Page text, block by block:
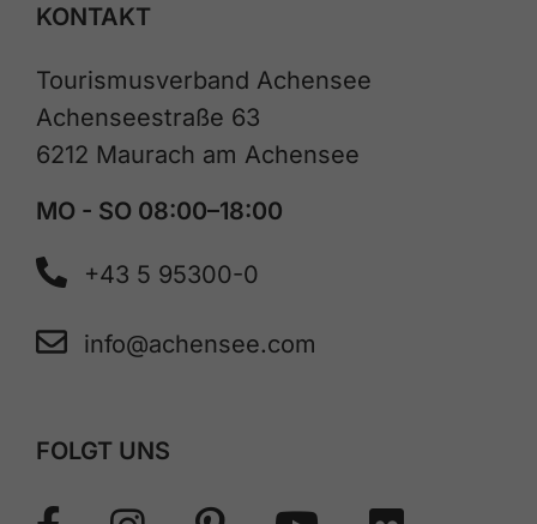
KONTAKT
Tourismusverband Achensee
Achenseestraße 63
6212 Maurach am Achensee
MO - SO 08:00–18:00
+43 5 95300-0
info@achensee.com
FOLGT UNS